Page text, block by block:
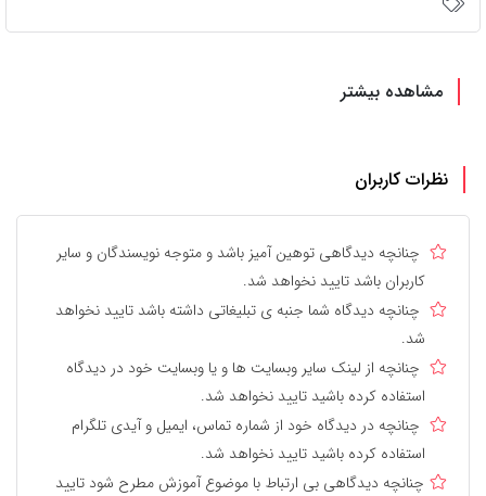
مشاهده بیشتر
نظرات کاربران
چنانچه دیدگاهی توهین آمیز باشد و متوجه نویسندگان و سایر
کاربران باشد تایید نخواهد شد.
چنانچه دیدگاه شما جنبه ی تبلیغاتی داشته باشد تایید نخواهد
شد.
چنانچه از لینک سایر وبسایت ها و یا وبسایت خود در دیدگاه
استفاده کرده باشید تایید نخواهد شد.
چنانچه در دیدگاه خود از شماره تماس، ایمیل و آیدی تلگرام
استفاده کرده باشید تایید نخواهد شد.
چنانچه دیدگاهی بی ارتباط با موضوع آموزش مطرح شود تایید